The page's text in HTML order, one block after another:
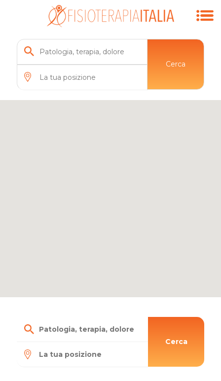
Cerca
7
Cerca